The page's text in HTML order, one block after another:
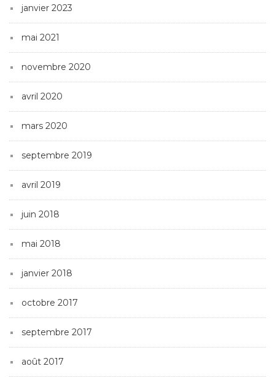
janvier 2023
mai 2021
novembre 2020
avril 2020
mars 2020
septembre 2019
avril 2019
juin 2018
mai 2018
janvier 2018
octobre 2017
septembre 2017
août 2017